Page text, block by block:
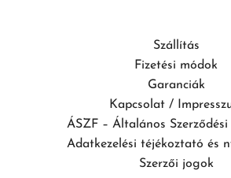
Szállítás
Fizetési módok
Garanciák
Kapcsolat /
ÁSZF – Általános
Adatkezelési téjékoztató és
Szerzői jogok